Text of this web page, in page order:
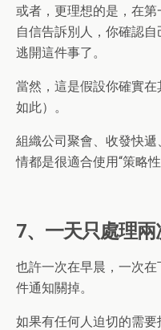
或者，更理想的是，在
自信告訴別人，你確認
逃開這件事了。
當然，這是假設你確實
如此）。
組織公司聚會、收發快
情都是很適合使用“策略
7、一天只處理兩
也許一次在早晨，一次
件通知關掉。
如果有任何人迫切的需